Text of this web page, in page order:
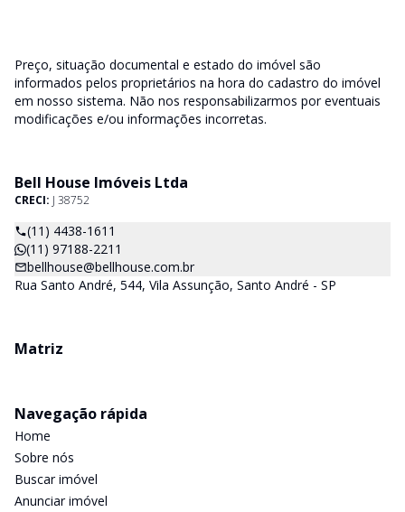
Preço, situação documental e estado do imóvel são
informados pelos proprietários na hora do cadastro do imóvel
em nosso sistema. Não nos responsabilizarmos por eventuais
modificações e/ou informações incorretas.
Bell House Imóveis Ltda
CRECI: J 38752
(11) 4438-1611
(11) 97188-2211
bellhouse@bellhouse.com.br
Rua Santo André, 544, Vila Assunção, Santo André - SP
Matriz
Navegação rápida
Home
Sobre nós
Buscar imóvel
Anunciar imóvel